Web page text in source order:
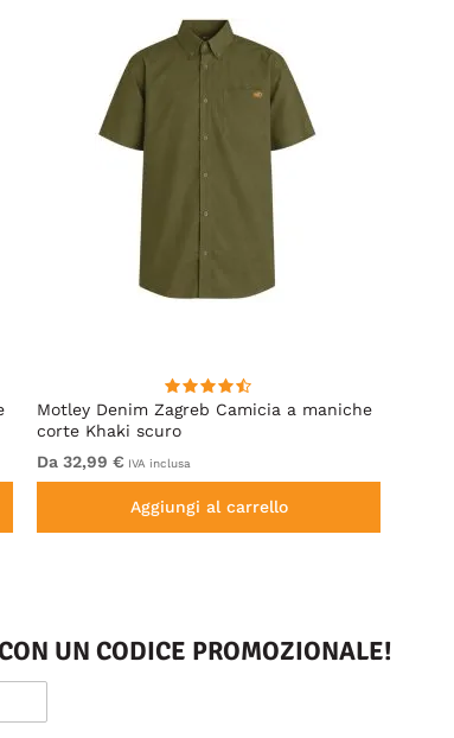
Motley Denim Zagreb Camicia a maniche
corte Khaki scuro
Da 32,99 € IVA inclusa
Aggiungi al carrello
UN CODICE PROMOZIONALE!